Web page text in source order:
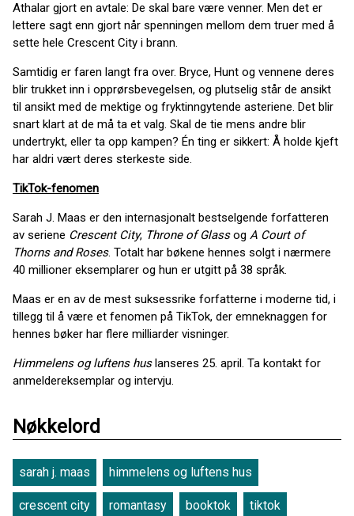
Athalar gjort en avtale: De skal bare være venner. Men det er
lettere sagt enn gjort når spenningen mellom dem truer med å
sette hele Crescent City i brann.
Samtidig er faren langt fra over. Bryce, Hunt og vennene deres
blir trukket inn i opprørsbevegelsen, og plutselig står de ansikt
til ansikt med de mektige og fryktinngytende asteriene. Det blir
snart klart at de må ta et valg. Skal de tie mens andre blir
undertrykt, eller ta opp kampen? Én ting er sikkert: Å holde kjeft
har aldri vært deres sterkeste side.
TikTok-fenomen
Sarah J. Maas er den internasjonalt bestselgende forfatteren
av seriene Crescent City, Throne of Glassog A Court of
Thorns and Roses. Totalt har bøkene hennes solgt i nærmere
40 millioner eksemplarer og hun er utgitt på 38 språk.
Maas er en av de mest suksessrike forfatterne i moderne tid, i
tillegg til å være et fenomen på TikTok, der emneknaggen for
hennes bøker har flere milliarder visninger.
Himmelens og luftens huslanseres 25. april. Ta kontakt for
anmeldereksemplar og intervju.
Nøkkelord
sarah j. maas himmelens og luftens hus
crescent city romantasy booktok tiktok